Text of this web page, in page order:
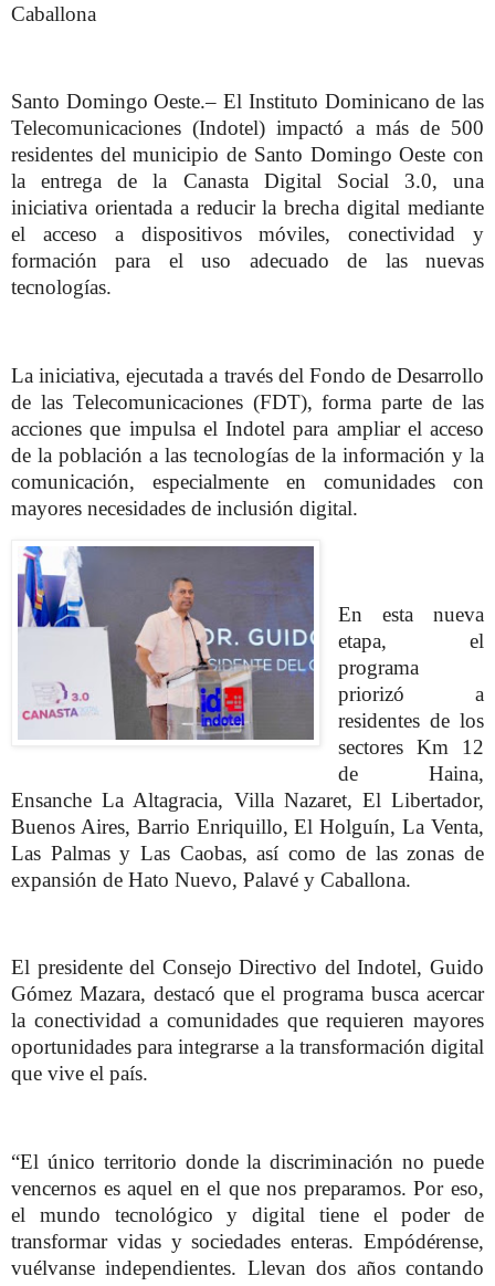
Caballona
Santo Domingo Oeste.– El Instituto Dominicano de las
Telecomunicaciones (Indotel) impactó a más de 500
residentes del municipio de Santo Domingo Oeste con
la entrega de la Canasta Digital Social 3.0, una
iniciativa orientada a reducir la brecha digital mediante
el acceso a dispositivos móviles, conectividad y
formación para el uso adecuado de las nuevas
tecnologías.
La iniciativa, ejecutada a través del Fondo de Desarrollo
de las Telecomunicaciones (FDT), forma parte de las
acciones que impulsa el Indotel para ampliar el acceso
de la población a las tecnologías de la información y la
comunicación, especialmente en comunidades con
mayores necesidades de inclusión digital.
En esta nueva
etapa, el
programa
priorizó a
residentes de los
sectores Km 12
de Haina,
Ensanche La Altagracia, Villa Nazaret, El Libertador,
Buenos Aires, Barrio Enriquillo, El Holguín, La Venta,
Las Palmas y Las Caobas, así como de las zonas de
expansión de Hato Nuevo, Palavé y Caballona.
El presidente del Consejo Directivo del Indotel, Guido
Gómez Mazara, destacó que el programa busca acercar
la conectividad a comunidades que requieren mayores
oportunidades para integrarse a la transformación digital
que vive el país.
“El único territorio donde la discriminación no puede
vencernos es aquel en el que nos preparamos. Por eso,
el mundo tecnológico y digital tiene el poder de
transformar vidas y sociedades enteras. Empódérense,
vuélvanse independientes. Llevan dos años contando